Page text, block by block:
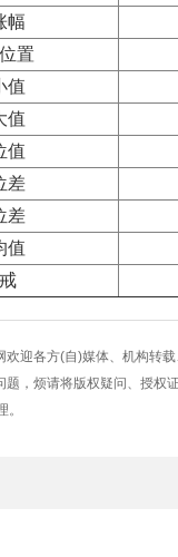
幅
置
值
值
值
差
差
值
欢迎各方(自)媒体、机构转
，烦请将版权疑问、授权